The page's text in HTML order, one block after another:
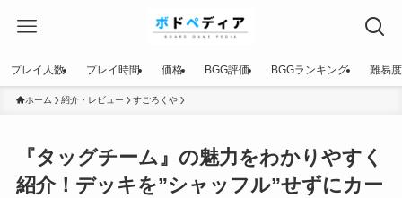
プレイ人数 プレイ時間 価格 BGG評価 BGGランキング 難易度
ホーム 紹介・レビュー すごろくや
『タッグチーム』の魅力をわかりやすく
紹介！デッキを”シャッフル”せずにカー